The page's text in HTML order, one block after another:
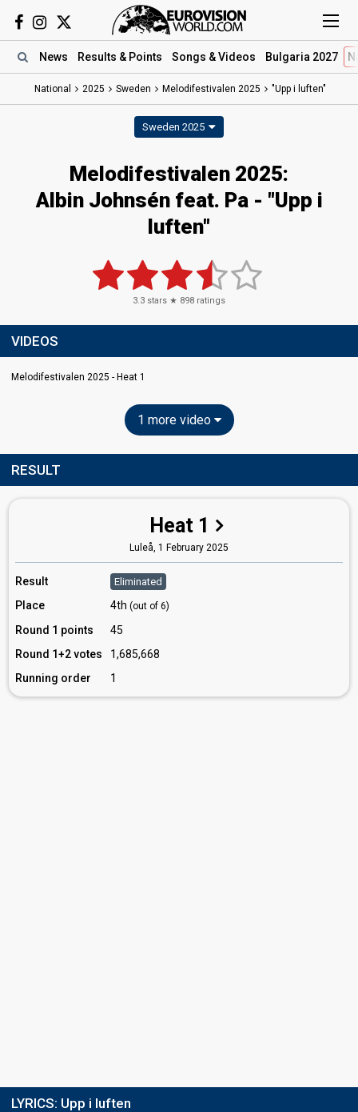
News Results & Points Songs & Videos Bulgaria 2027
National 2025 Sweden Melodifestivalen 2025 "Upp i luften"
Sweden 2025
Melodifestivalen 2025:
Albin Johnsén feat. Pa- "Upp i
luften"
3.3 stars ★ 898 ratings
VIDEOS
Melodifestivalen 2025 - Heat 1
1 more video
RESULT
Heat 1
Luleå, 1 February 2025
Result Eliminated
Place 4th (out of 6)
Round 1 points
45
Round 1+2 votes
1,685,668
Running order
1
LYRICS: Upp i luften